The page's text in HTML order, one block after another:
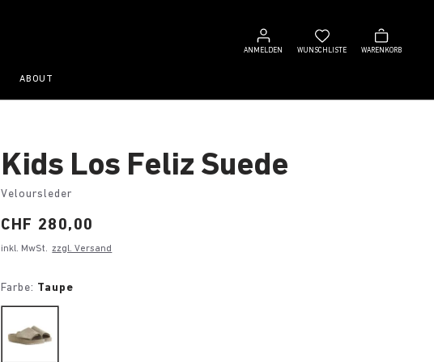
ANMELDEN
Anmelden
WUNSCHLISTE
Wunschliste
WARENKORB
Warenkorb
ABOUT
Kids Los Feliz Suede
Veloursleder
Price:
CHF 280,00
inkl. MwSt. zzgl. Versand
Farbe: Taupe